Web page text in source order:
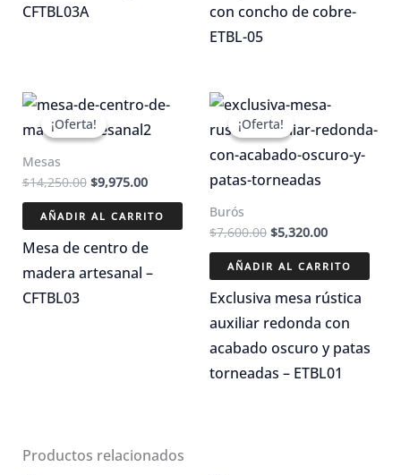
CFTBL03A
con concho de cobre-
ETBL-05
¡Oferta!
¡Oferta!
Mesas
$14,250.00 El
original
era:
$14,250.00.
$9,975.00El
actual
es:
$9,975.00.
AÑADIR AL CARRITO
Mesa de centro de
madera artesanal –
CFTBL03
¡Oferta!
¡Oferta!
Burós
$7,600.00 El
original
era:
$7,600.00.
$5,320.00El
actual
es:
$5,320.00.
AÑADIR AL CARRITO
Exclusiva mesa rústica
auxiliar redonda con
acabado oscuro y patas
torneadas – ETBL01
Productos relacionados